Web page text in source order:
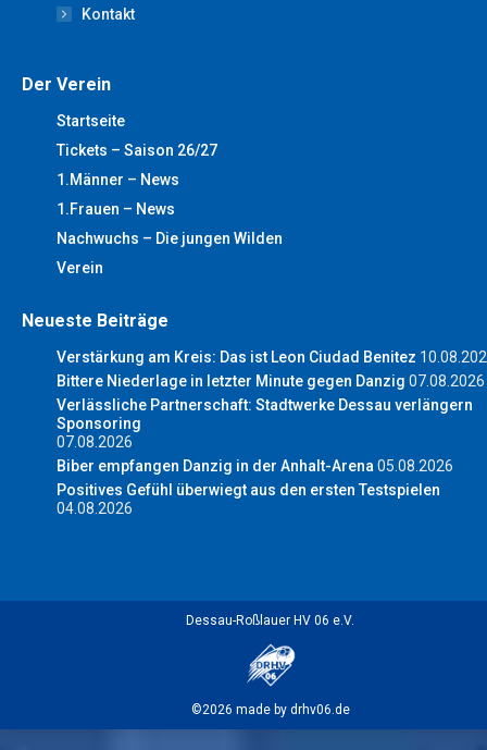
Kontakt
Der Verein
Startseite
Tickets – Saison 26/27
1.Männer – News
1.Frauen – News
Nachwuchs – Die jungen Wilden
Verein
Neueste Beiträge
Verstärkung am Kreis: Das ist Leon Ciudad Benitez
Bittere Niederlage in letzter Minute gegen Danzig 07.08.2026
Verlässliche Partnerschaft: Stadtwerke Dessau verlängern
Sponsoring
07.08.2026
Biber empfangen Danzig in der Anhalt-Arena 05.08.2026
Positives Gefühl überwiegt aus den ersten Testspielen
04.08.2026
Dessau-Roßlauer HV 06 e.V.
©2026 made by drhv06.de